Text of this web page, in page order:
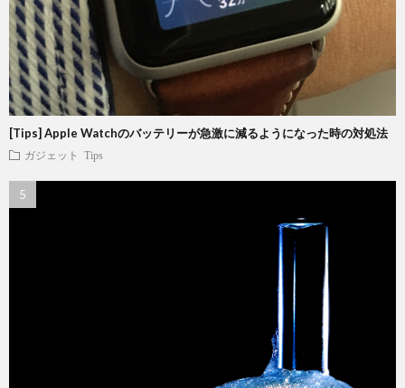
[Tips] Apple Watchのバッテリーが急激に減るようになった時の対処法
ガジェット Tips